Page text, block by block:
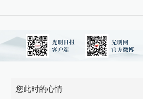
您此时的心情